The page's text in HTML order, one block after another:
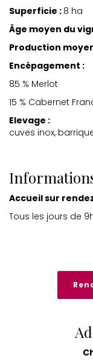
Superficie : 8 ha
Âge moyen du
Production
Encépagement :
85 % Merlot
15 % Cabernet
Elevage :
cuves inox,
Accueil sur
Tous les jours de